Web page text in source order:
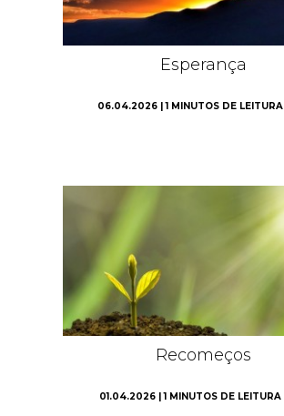
Esperança
06.04.2026 | 1 MINUTOS DE LEITURA
Recomeços
01.04.2026 | 1 MINUTOS DE LEITURA